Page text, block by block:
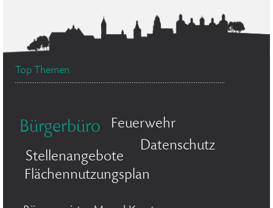
Top Themen
Bürgerbüro Feuerwehr
Stellenangebote
Datenschutz
Flächennutzungsplan